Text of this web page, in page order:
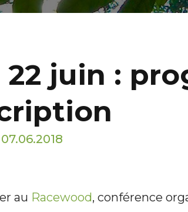
22 juin :
07.06.2018
au Racewood, conférence